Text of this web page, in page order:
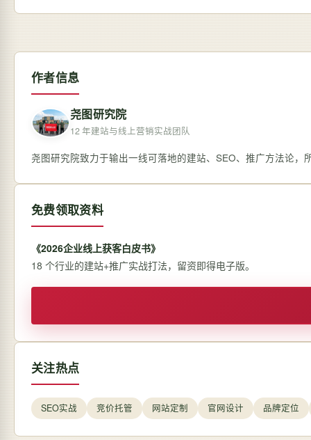
作者信息
尧图研究院
12 年建站与线上营销实战团队
尧图研究院致力于输出一线可落地的建站、SEO、推广方法论，
免费领取资料
《2026企业线上获客白皮书》
18 个行业的建站+推广实战打法，留资即得电子版。
关注热点
SEO实战 竞价托管 网站定制 官网设计 品牌定位